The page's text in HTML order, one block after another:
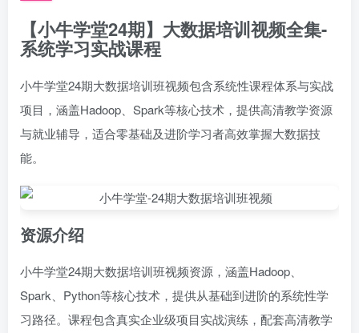
【小牛学堂24期】大数据培训视频全集-
系统学习实战课程
小牛学堂24期大数据培训班视频包含系统性课程体系与实战
项目，涵盖Hadoop、Spark等核心技术，提供高清教学资源
与就业辅导，适合零基础及进阶学习者高效掌握大数据技
能。
资源介绍
小牛学堂24期大数据培训班视频资源，涵盖Hadoop、
Spark、Python等核心技术，提供从基础到进阶的系统性学
习路径。课程包含真实企业级项目实战演练，配套高清教学